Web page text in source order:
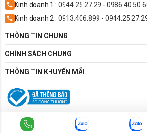
* Hình ảnh chỉ mang tính chất
Giữ độ ẩm ở mức dưới 60%
khử ẩm
Dòng máy lạnh Panasonic này
chức năng khử ẩm giúp theo dõi
ẩm trong phòng xuống dưới
trường lý tưởng, thoải mái để sinh
nghỉ ngơi cũng như ngăn chặn sự
vi khuẩn.
Kinh doanh 1 : 0944.25.27.29 -
Kinh doanh 2 : 0913.406.899 -
THÔNG TIN CHUNG
CHÍNH SÁCH CHUNG
THÔNG TIN KHUYẾN MÃI